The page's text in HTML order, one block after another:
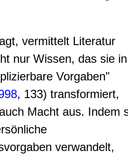
vermittelt Literatur
nur Wissen, das sie in
Vorgaben"
, 133) transformiert,
Macht aus. Indem
verwandelt,